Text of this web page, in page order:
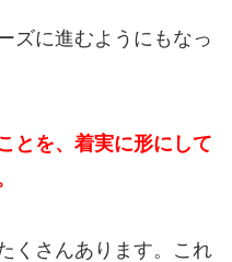
ズに進むようにもなっ
とを、着実に形にして
くさんあります。これ